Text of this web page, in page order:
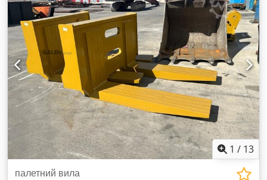
1 / 13
палетний вила